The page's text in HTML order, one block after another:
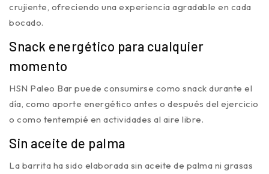
crujiente, ofreciendo una experiencia agradable en cada
bocado.
Snack energético para cualquier
momento
HSN Paleo Bar puede consumirse como snack durante el
día, como aporte energético antes o después del ejercicio
o como tentempié en actividades al aire libre.
Sin aceite de palma
La barrita ha sido elaborada sin aceite de palma ni grasas